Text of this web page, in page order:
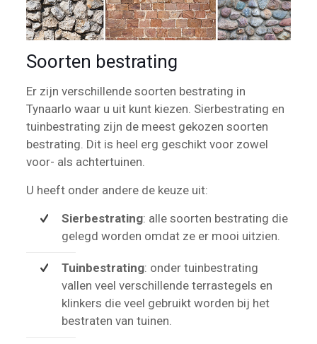
Soorten bestrating
Er zijn verschillende soorten bestrating in
Tynaarlo waar u uit kunt kiezen. Sierbestrating en
tuinbestrating zijn de meest gekozen soorten
bestrating. Dit is heel erg geschikt voor zowel
voor- als achtertuinen.
U heeft onder andere de keuze uit:
Sierbestrating: alle soorten bestrating die
gelegd worden omdat ze er mooi uitzien.
Tuinbestrating: onder tuinbestrating
vallen veel verschillende terrastegels en
klinkers die veel gebruikt worden bij het
bestraten van tuinen.